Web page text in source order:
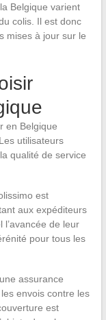
Belgique varient
colis. Il est donc
mises à jour sur le
en Belgique
utilisateurs
qualité de service
est
aux expéditeurs
de leur
pour tous les
assurance
envois contre les
est